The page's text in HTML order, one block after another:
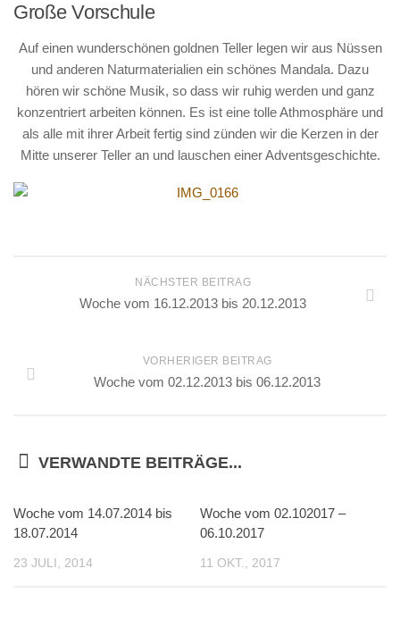
Große Vorschule
Auf einen wunderschönen goldnen Teller legen wir aus Nüssen
und anderen Naturmaterialien ein schönes Mandala. Dazu
hören wir schöne Musik, so dass wir ruhig werden und ganz
konzentriert arbeiten können. Es ist eine tolle Athmosphäre und
als alle mit ihrer Arbeit fertig sind zünden wir die Kerzen in der
Mitte unserer Teller an und lauschen einer Adventsgeschichte.
NÄCHSTER BEITRAG
Woche vom 16.12.2013 bis 20.12.2013
VORHERIGER BEITRAG
Woche vom 02.12.2013 bis 06.12.2013
VERWANDTE BEITRÄGE...
Woche vom 14.07.2014 bis
18.07.2014
23 JULI, 2014
Woche vom 02.102017 –
06.10.2017
11 OKT., 2017